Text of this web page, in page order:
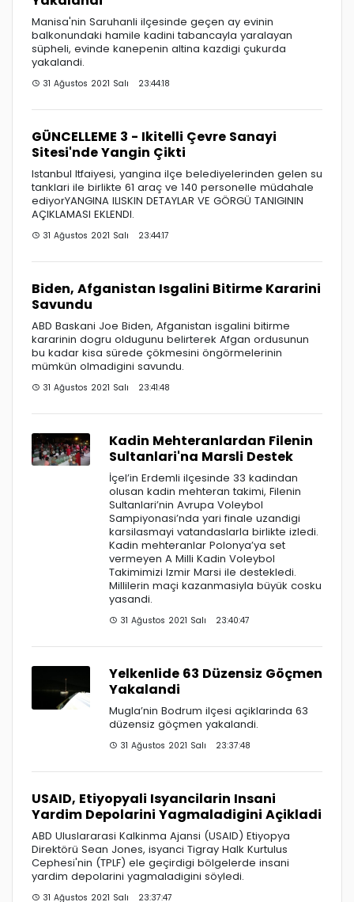
Manisa'nin Saruhanli ilçesinde geçen ay evinin
balkonundaki hamile kadini tabancayla yaralayan
süpheli, evinde kanepenin altina kazdigi çukurda
yakalandi.
31 Ağustos 2021 Salı 23:44:18
GÜNCELLEME 3 - Ikitelli Çevre Sanayi
Sitesi'nde Yangin Çikti
Istanbul Itfaiyesi, yangina ilçe belediyelerinden gelen su
tanklari ile birlikte 61 araç ve 140 personelle müdahale
ediyorYANGINA ILISKIN DETAYLAR VE GÖRGÜ TANIGININ
AÇIKLAMASI EKLENDI.
31 Ağustos 2021 Salı 23:44:17
Biden, Afganistan Isgalini Bitirme Kararini
Savundu
ABD Baskani Joe Biden, Afganistan isgalini bitirme
kararinin dogru oldugunu belirterek Afgan ordusunun
bu kadar kisa sürede çökmesini öngörmelerinin
mümkün olmadigini savundu.
31 Ağustos 2021 Salı 23:41:48
Kadin Mehteranlardan Filenin
Sultanlari'na Marsli Destek
İçel’in Erdemli ilçesinde 33 kadindan
olusan kadin mehteran takimi, Filenin
Sultanlari’nin Avrupa Voleybol
Sampiyonasi’nda yari finale uzandigi
karsilasmayi vatandaslarla birlikte izledi.
Kadin mehteranlar Polonya’ya set
vermeyen A Milli Kadin Voleybol
Takimimizi Izmir Marsi ile destekledi.
Millilerin maçi kazanmasiyla büyük cosku
yasandi.
31 Ağustos 2021 Salı 23:40:47
Yelkenlide 63 Düzensiz Göçmen
Yakalandi
Mugla’nin Bodrum ilçesi açiklarinda 63
düzensiz göçmen yakalandi.
31 Ağustos 2021 Salı 23:37:48
USAID, Etiyopyali Isyancilarin Insani
Yardim Depolarini Yagmaladigini Açikladi
ABD Uluslararasi Kalkinma Ajansi (USAID) Etiyopya
Direktörü Sean Jones, isyanci Tigray Halk Kurtulus
Cephesi'nin (TPLF) ele geçirdigi bölgelerde insani
yardim depolarini yagmaladigini söyledi.
31 Ağustos 2021 Salı 23:37:47